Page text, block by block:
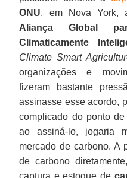
ONU, em Nova York,
Aliança Global
Climaticamente
Climate Smart
organizações e
fizeram bastante
assinasse esse acordo,
complicado do ponto
ao assiná-lo, jogaria
mercado de carbono. A
de carbono
captura e estoque de